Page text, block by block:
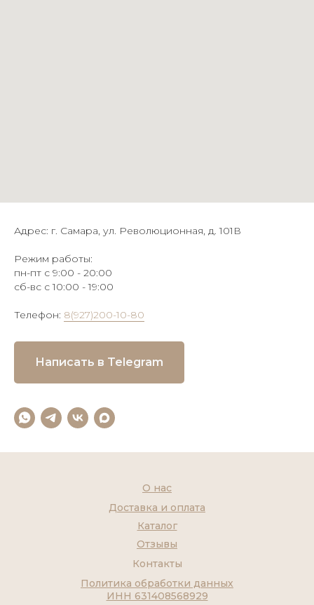
Адрес: г. Самара, ул. Революционная, д. 101В
Режим работы:
пн-пт с 9:00 - 20:00
сб-вс с 10:00 - 19:00
Телефон: 8(927)200-10-80
Написать в Telegram
Контакты
Каталог
О нас
Доставка и оплата
Отзывы
Политика обработки данных
ИНН 631408568929